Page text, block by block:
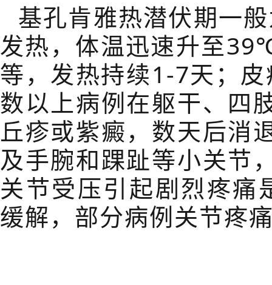
基孔肯雅热潜伏期一
发热，体温迅速升至
等，发热持续1-7天；
数以上病例在躯干、四
丘疹或紫癜，数天后消
及手腕和踝趾等小关节
关节受压引起剧烈疼痛
缓解，部分病例关节疼